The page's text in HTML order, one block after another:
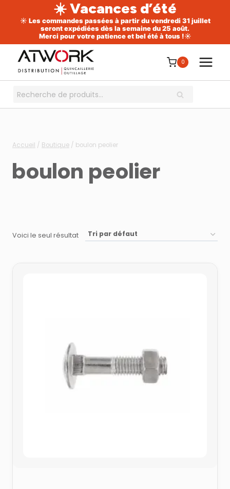
☀️ Vacances d’été
☀️ Les commandes passées à partir du vendredi 31 juillet
seront expédiées dès la semaine du 25 août.
Merci pour votre patience et bel été à tous !☀️
contenu
0
Recherche
RECHERCHE
Accueil / Boutique / boulon peolier
boulon peolier
Voici le seul résultat